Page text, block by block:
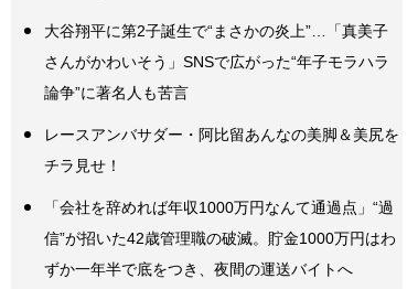
大谷翔平に第2子誕生で“まさかの炎上”…「真美子
さんがかわいそう」SNSで広がった“年子モラハラ
論争”に著名人も苦言
レースアンバサダー・阿比留あんなの美脚＆美尻を
チラ見せ！
「会社を辞めれば年収1000万円なんて通過点」“過
信”が招いた42歳管理職の破滅。貯金1000万円はわ
ずか一年半で底をつき、夜間の運送バイトへ